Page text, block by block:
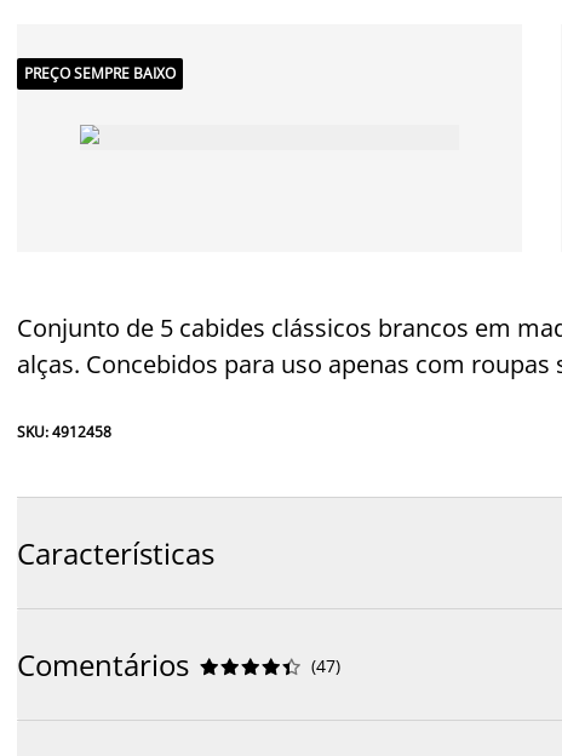
PREÇO SEMPRE BAIXO
Conjunto de 5 cabides clássicos brancos em
alças. Concebidos para uso apenas com roupas
SKU: 4912458
Características
Comentários 




 (47)